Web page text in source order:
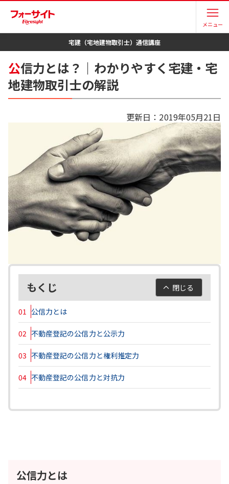
メニュー
宅建（宅地建物取引士）通信講座
公信力とは？｜わかりやすく宅建・宅
地建物取引士の解説
更新日： 2019年05月21日
もくじ 閉じる
01 公信力とは
02 不動産登記の公信力と公示力
03 不動産登記の公信力と権利推定力
04 不動産登記の公信力と対抗力
公信力とは